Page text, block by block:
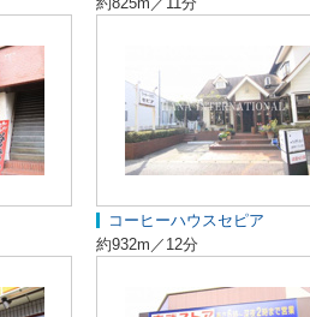
コーヒーハウスセピア
約932m／12分